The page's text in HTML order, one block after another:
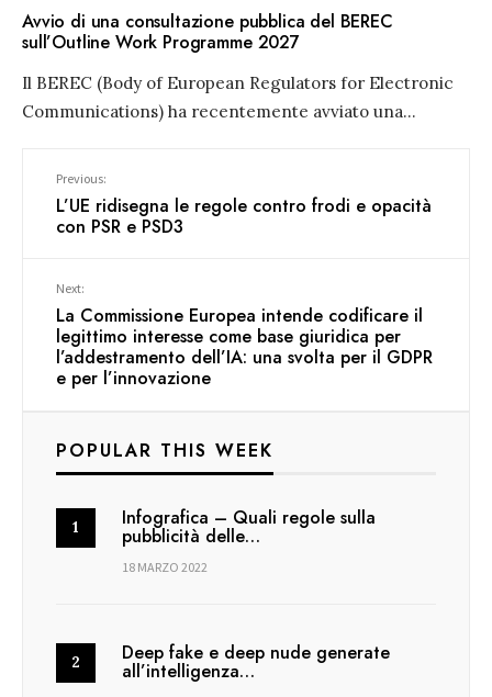
Avvio di una consultazione pubblica del BEREC
sull’Outline Work Programme 2027
Il BEREC (Body of European Regulators for Electronic
Communications) ha recentemente avviato una...
Previous:
L’UE ridisegna le regole contro frodi e opacità
con PSR e PSD3
Next:
La Commissione Europea intende codificare il
legittimo interesse come base giuridica per
l’addestramento dell’IA: una svolta per il GDPR
e per l’innovazione
POPULAR THIS WEEK
Infografica – Quali regole sulla
pubblicità delle…
18 MARZO 2022
Deep fake e deep nude generate
all’intelligenza…